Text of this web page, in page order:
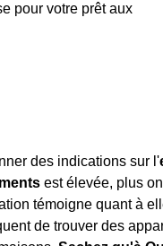
pour votre prêt aux
des indications sur l'
est élevée, plus
témoigne quant à
de trouver des